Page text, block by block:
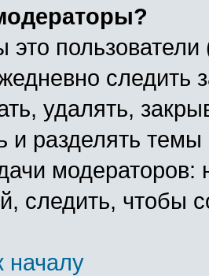
это
следить
удалять,
и разделять
следить, чтобы
началу